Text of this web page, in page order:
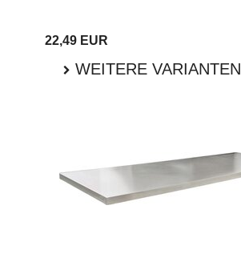
22,49 EUR
WEITERE VARIANTEN